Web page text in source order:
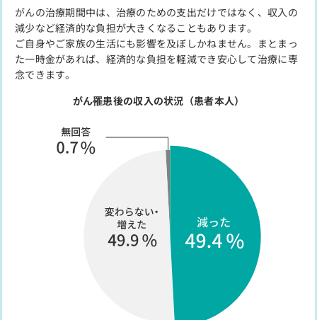
がんの治療期間中は、治療のための支出だけではなく、収入の
減少など経済的な負担が大きくなることもあります。
ご自身やご家族の生活にも影響を及ぼしかねません。まとまっ
た一時金があれば、経済的な負担を軽減でき安心して治療に専
念できます。
がん罹患後の収入の状況（患者本人）